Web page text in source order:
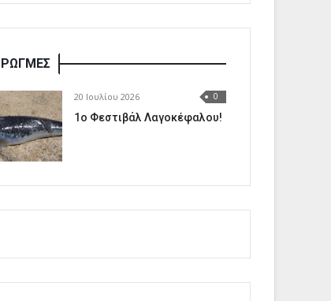
ΡΩΓΜΕΣ
20 Ιουλίου 2026 0
1o Φεστιβάλ Λαγοκέφαλου!